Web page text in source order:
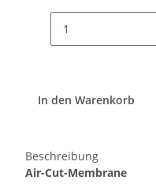
In den Warenkorb
Beschreibung
Air-Cut-Membrane